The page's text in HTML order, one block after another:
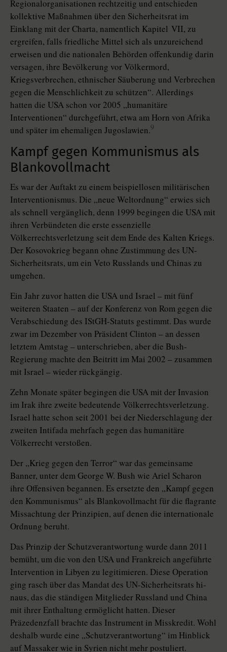
Regionalorganisationen rechtzeitig und entschieden
kollektive Maßnahmen über den Sicherheitsrat im
Einklang mit der Charta, namentlich Kapitel VII, zu
ergreifen, falls friedliche Mittel sich als unzureichend
erweisen und die nationalen Behörden offenkundig darin
versagen, ihre Bevölkerung vor Völkermord,
Kriegsverbrechen, ethnischer Säuberung und Verbrechen
gegen die Menschlichkeit zu schützen“. Allerdings
hatten die USA schon vor 2005 „humanitäre
Interventionen“ durchgeführt, etwa am Horn von Afrika
und später im ehemaligen Jugoslawien.9
Kampf gegen Kommunismus als
Blankovollmacht
Es war der Auftakt zu einem beispiellosen militärischen
Interventionismus. Die „neue Weltordnung“ erwies sich
als schnell vergänglich, denn 1999 begingen die USA mit
ihren Verbündeten die erste essenzielle
Völkerrechtsverletzung seit dem Ende des Kalten Kriegs.
Der Kosovokrieg begann ohne Zustimmung des UN-
Sicherheitsrats, um ein Veto Russlands und Chinas zu
umgehen.
Ein Jahr zuvor hatten die USA und Israel – mit fünf
weiteren Staaten – auf der Konferenz von Rom gegen die
Verabschiedung des IStGH-Statuts gestimmt. Das wurde
zwar im Dezember von Präsident Clinton – an dessen
letztem Amtstag – unterschrieben, aber die Bush-
Regierung machte den Beitritt im Mai 2002 – zusammen
mit Israel – wieder rückgängig.
Zehn Monate später begingen die USA mit der Invasion
im Irak ihre zweite bedeutende Völkerrechtsverletzung.
Israel hatte schon seit 2001 bei der Niederschlagung der
zweiten Intifada mehrfach gegen das humanitäre
Völkerrecht verstoßen.
Der „Krieg gegen den Terror“ war das gemeinsame
Banner, unter dem George W. Bush wie Ariel Scharon
ihre Offensiven begannen. Es ersetzte den „Kampf gegen
den Kommunismus“ als Blankovollmacht für die flagrante
Missachtung der Prinzipien, auf denen die internationale
Ordnung beruht.
Das Prinzip der Schutzverantwortung wurde dann 2011
bemüht, um die von den USA und Frankreich angeführte
Intervention in Libyen zu legitimieren. Diese Operation
ging rasch über das Mandat des UN-Sicherheitsrats hi­
naus, das die ständigen Mitglieder Russland und China
mit ihrer Enthaltung ermöglicht hatten. Dieser
Präzedenzfall brachte das Instrument in Misskredit. Wohl
deshalb wurde eine „Schutzverantwortung“ im Hinblick
auf Massaker wie in Syrien nicht mehr postuliert.